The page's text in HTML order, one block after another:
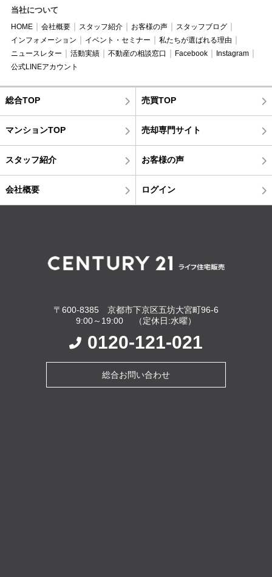
当社について
HOME 会社概要 スタッフ紹介 お客様の声
スタッフブログ
インフォメーション
イベント・セミナー
私たちが選ばれる理由
ニュースレター
活動実績 不動産の相談窓口 Facebook
Instagram
公式LINEアカウント
総合TOP 売買TOP
マンションTOP 売却専門サイト
スタッフ紹介 お客様の声
会社概要 ログイン
〒600-8385 京都市下京区五坊大宮町96-6
9:00～19:00 （定休日:水曜）
0120-121-021
総合お問い合わせ